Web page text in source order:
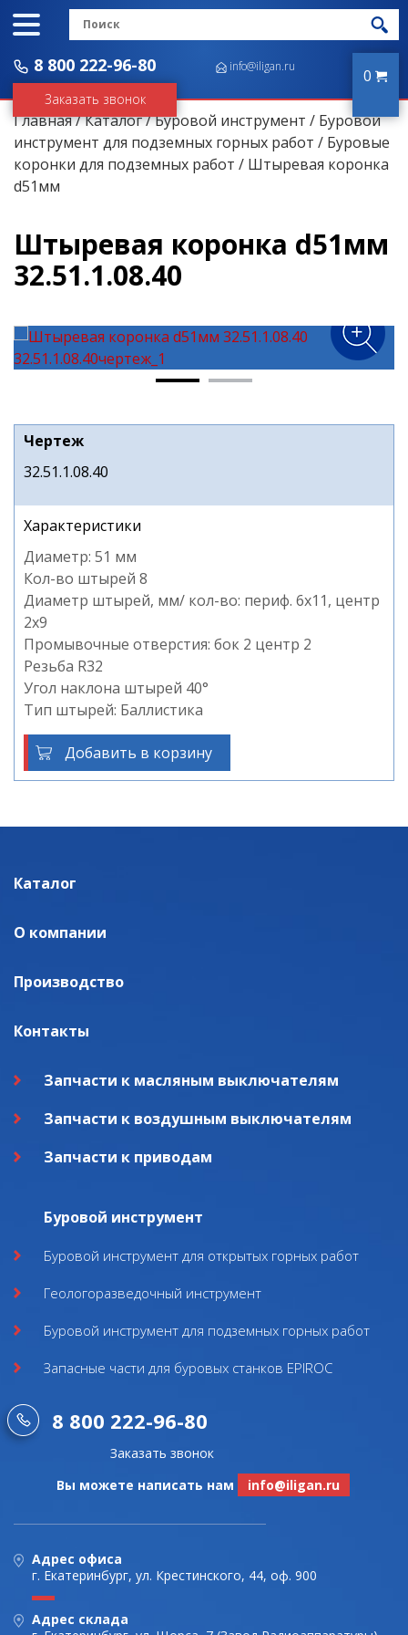
8 800 222-96-80
Заказать звонок
info@iligan.ru 0
Главная/Каталог/Буровой инструмент / Буровой
инструмент для подземных горных работ / Буровые
коронки для подземных работ / Штыревая коронка
d51мм
Штыревая коронка d51мм
32.51.1.08.40
Чертеж
32.51.1.08.40
Характеристики
Диаметр: 51 мм
Кол-во штырей 8
Диаметр штырей, мм/ кол-во: периф. 6х11, центр
2х9
Промывочные отверстия: бок 2 центр 2
Резьба R32
Угол наклона штырей 40°
Тип штырей: Баллистика
Добавить в корзину
Каталог
О компании
Производство
Контакты
Запчасти к масляным выключателям
Запчасти к воздушным выключателям
Запчасти к приводам
Буровой инструмент
Буровой инструмент для открытых горных работ
Геологоразведочный инструмент
Буровой инструмент для подземных горных работ
Запасные части для буровых станков EPIROC
8 800 222-96-80
Заказать звонок
Вы можете написать нам
info@iligan.ru
Адрес офиса
г. Екатеринбург, ул. Крестинского, 44, оф. 900
Адрес склада